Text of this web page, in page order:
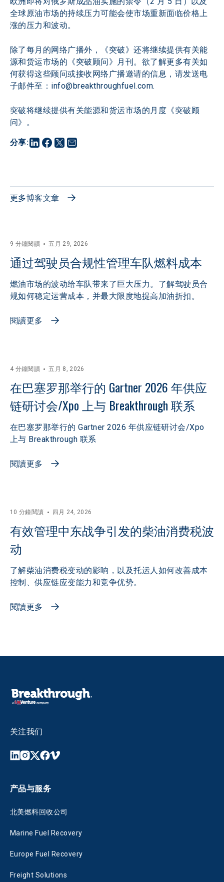
分享:
全球原油市场的持续压力可能会使市场重新面临价格上
涨的压力和波动。
除了每月的网络广播外，《突破》还将继续提供有关能
源和货运市场的《突破顾问》月刊。欲了解更多有关如
何获得这些顾问或接收网络广播邀请的信息，请发送电
子邮件至：info@breakthroughfuel.com.
突破将继续提供有关能源和货运市场的月度《突破顾
问》。
更多博客文章
9 分鐘閱讀 五月 29, 2026
通过驾驶员合规性管理车队燃料成本
燃油市场的波动给车队带来了巨大压力。了解驾驶员合
规如何稳定运营成本，并最大限度地提高加油折扣。
閱讀更多
4 分鐘閱讀 五月 8, 2026
在巴塞罗那举行的 Gartner 2026 年供应
链研讨会/Xpo 上与 Breakthrough 联系
在巴塞罗那举行的 Gartner 2026 年供应链研讨会/Xpo
上与 Breakthrough 联系
閱讀更多
10 分鐘閱讀 四月 24, 2026
有效管理中东战争引发的柴油消费税波
动
了解柴油消费税变动的影响，以及托运人如何改善成本
控制、供应链应变能力和竞争优势。
閱讀更多
关注我们
产品与服务
北美燃料回收公司
Marine Fuel Recovery
Europe Fuel Recovery
Freight Solutions